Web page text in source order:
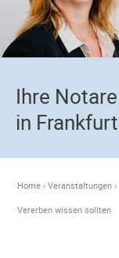
Ihre Notare
in Frankfurt
Home ›Veranstaltungen ›
Vererben wissen sollten